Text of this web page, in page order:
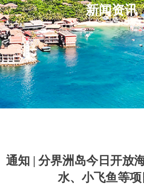
通知 | 分界洲岛今日开放
水、小飞鱼等项
新闻资讯